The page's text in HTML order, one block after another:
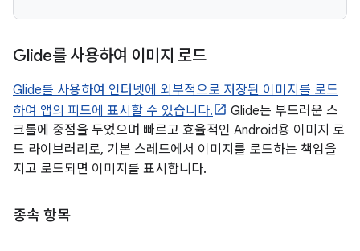
Glide를 사용하여 이미지 로드
Glide를 사용하여 인터넷에 외부적으로 저장된 이미지를 로드
하여 앱의 피드에 표시할 수 있습니다.
Glide는 부드러운 스
크롤에 중점을 두었으며 빠르고 효율적인 Android용 이미지 로
드 라이브러리로, 기본 스레드에서 이미지를 로드하는 책임을
지고 로드되면 이미지를 표시합니다.
종속 항목